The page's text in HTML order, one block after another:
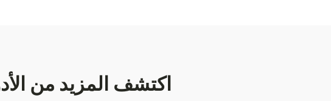
اكتشف المزيد من